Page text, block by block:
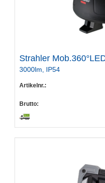
Strahler
3000lm, IP54
Artikelnr.:
Brutto: